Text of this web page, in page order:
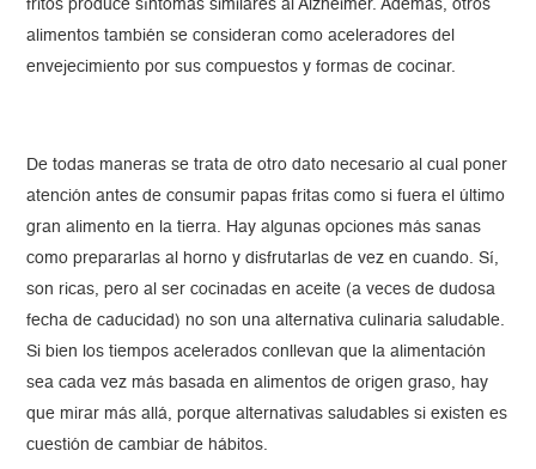
fritos produce síntomas similares al Alzheimer. Además, otros
alimentos también se consideran como aceleradores del
envejecimiento por sus compuestos y formas de cocinar.
De todas maneras se trata de otro dato necesario al cual poner
atención antes de consumir papas fritas como si fuera el último
gran alimento en la tierra. Hay algunas opciones más sanas
como prepararlas al horno y disfrutarlas de vez en cuando. Sí,
son ricas, pero al ser cocinadas en aceite (a veces de dudosa
fecha de caducidad) no son una alternativa culinaria saludable.
Si bien los tiempos acelerados conllevan que la alimentación
sea cada vez más basada en alimentos de origen graso, hay
que mirar más allá, porque alternativas saludables si existen es
cuestión de cambiar de hábitos.